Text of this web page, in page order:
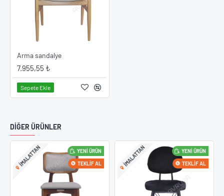
Arma sandalye
7.955,55 ₺
Sepete Ekle
DIĞER ÜRÜNLER
YENI ÜRÜN
IMALATTAN TEKLIF AL
YENI ÜRÜN
IMALATTAN TEKLIF AL